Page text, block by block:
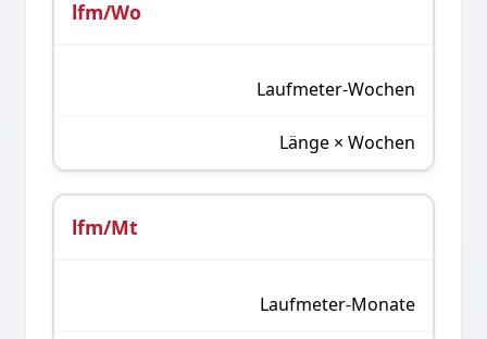
lfm/Wo
Laufmeter-Wochen
Länge × Wochen
lfm/Mt
Laufmeter-Monate